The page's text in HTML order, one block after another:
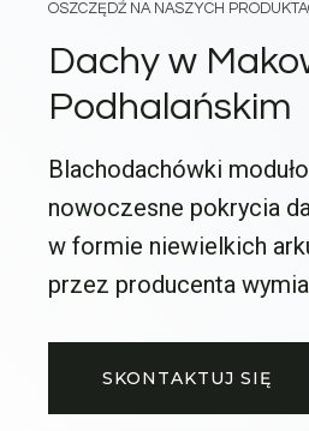
OSZCZĘDŹ NA NASZYCH
Dachy w
Podhalańskim
Blachodachówki
nowoczesne pokrycia
w formie niewielkich
przez producenta
SKONTAKTUJ SIĘ